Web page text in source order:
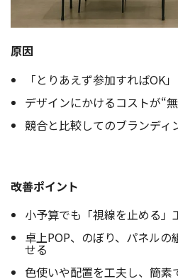
原因
「とりあえず参加すればOK
デザインにかけるコストが“
競合と比較してのブランディ
改善ポイント
小予算でも「視線を止める」
卓上POP、のぼり、パネル
せる
色使いや配置を工夫し、簡素